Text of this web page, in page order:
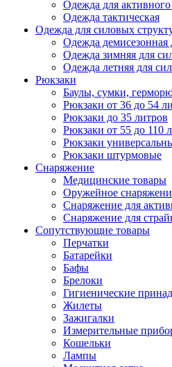
Одежда для
Одежда тактическая
Одежда для силовых
Одежда демисезонная
Одежда зимняя для
Одежда летняя для
Рюкзаки
Баулы, сумки,
Рюкзаки от 36 до 54
Рюкзаки до 35 литров
Рюкзаки от 55 до 110
Рюкзаки
Рюкзаки штурмовые
Снаряжение
Медицинские товары
Оружейное
Снаряжение для
Снаряжение для
Сопутствующие товары
Перчатки
Батарейки
Бафы
Брелоки
Гигиенические
Жилеты
Зажигалки
Измерительные
Кошельки
Лампы